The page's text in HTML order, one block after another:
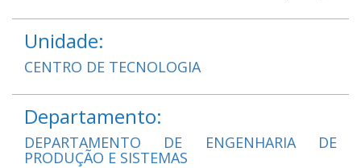
Unidade:
CENTRO DE TECNOLOGIA
Departamento:
DEPARTAMENTO DE ENGENHARIA DE
PRODUÇÃO E SISTEMAS